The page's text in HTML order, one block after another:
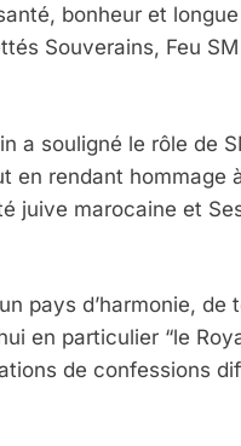
bonheur et
Souverains, Feu
a souligné le rôle de
en rendant hommage
juive marocaine et
pays d’harmonie, de
en particulier “le
de confessions
Meurtrière